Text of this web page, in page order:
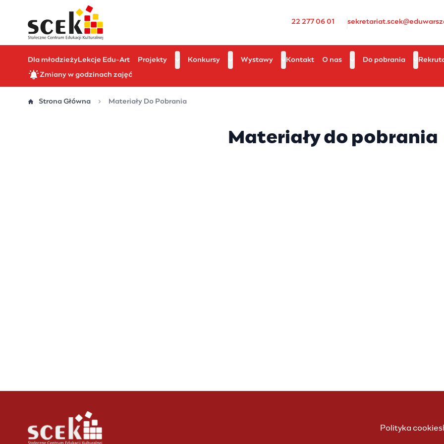
22 277 06 01
Dla młodzieżyLekcje Edu-Art Projekty Konkursy Wystawy Kontakt O nas Do pobrania
Zmiany w godzinach zajęć
Strona Główna Materiały Do Pobrania
Materiały do pobrania
Polityka cookies